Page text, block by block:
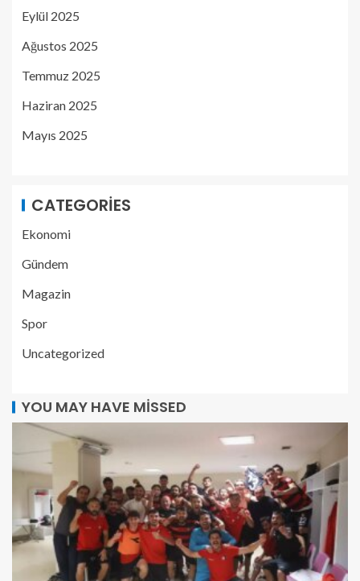
Eylül 2025
Ağustos 2025
Temmuz 2025
Haziran 2025
Mayıs 2025
CATEGORIES
Ekonomi
Gündem
Magazin
Spor
Uncategorized
YOU MAY HAVE MISSED